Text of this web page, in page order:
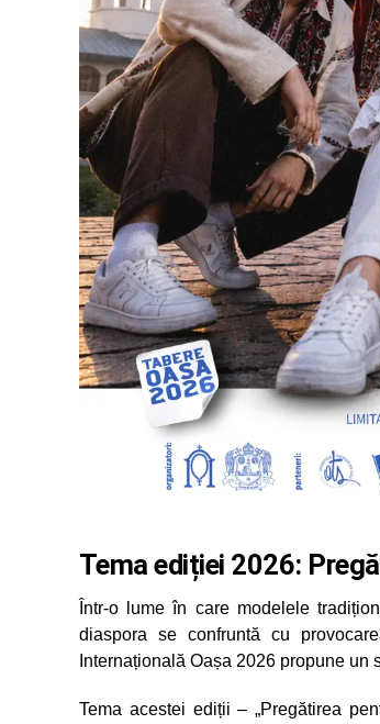
Tema ediției 2026:
Într-o lume în care modelele
diaspora se confruntă cu
Internațională Oașa 2026 propune un
Tema acestei ediții – „Pregătirea